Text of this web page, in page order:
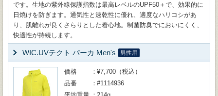
です。生地の紫外線保護指数は最高レベルのUPF50＋で、効果的に
日焼けを防ぎます。通気性と速乾性に優れ、適度なハリコシがあ
り、肌離れが良くさらりとした着心地。制菌防臭でにおいにくく、
快適性が持続します。
WIC.UVテクト パーカ Men's 男性用
価格
¥7,700（税込）
品番
#1114936